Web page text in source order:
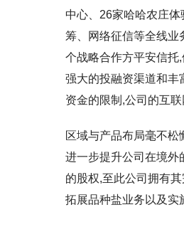
中心、26家哈哈农庄
筹、网络征信等全线业
个战略合作方平安信托
强大的投融资渠道和丰
资金的限制,公司的互
区域与产品布局毫不
进一步提升公司在境外
的股权,至此公司拥有
拓展品种盐业务以及实